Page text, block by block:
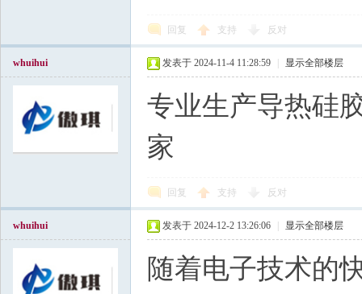
回复 支持 反对
whuihui 发表于 2024-11-4 11:28:59 显示全部楼层
专业生产导热硅
家
回复 支持 反对
whuihui 发表于 2024-12-2 13:26:06 显示全部楼层
随着电子技术的